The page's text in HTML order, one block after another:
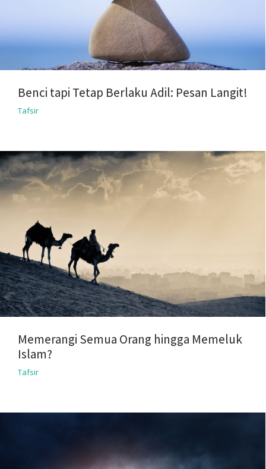
Benci tapi Tetap Berlaku Adil: Pesan Langit!
Tafsir
Memerangi Semua Orang hingga Memeluk
Islam?
Tafsir